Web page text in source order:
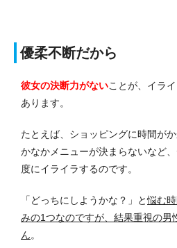
優柔不断だから
彼女の決断力がないことが、イラ
あります。
たとえば、ショッピングに時間が
かなかメニューが決まらないなど
度にイライラするのです。
「どっちにしようかな？」と悩む
みの1つなのですが、結果重視の男
ん。